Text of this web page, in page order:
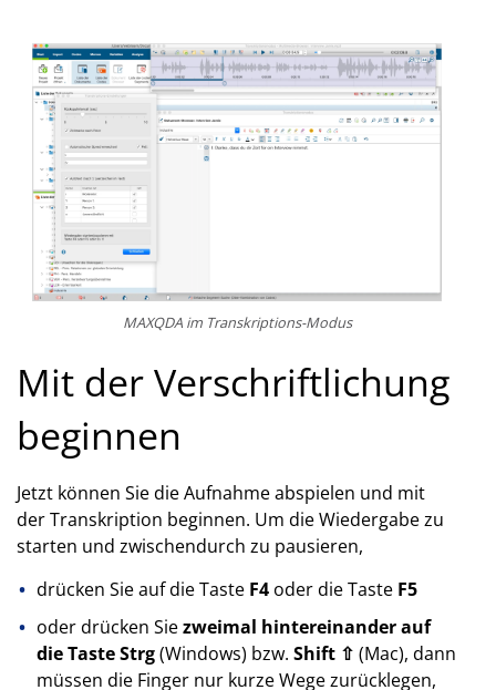
MAXQDA im Transkriptions-Modus
Mit der Verschriftlichung
beginnen
Jetzt können Sie die Aufnahme abspielen und mit
der Transkription beginnen. Um die Wiedergabe zu
starten und zwischendurch zu pausieren,
drücken Sie auf die Taste F4oder die Taste F5
oder drücken Siezweimal hintereinander auf
die Taste Strg(Windows) bzw. Shift ⇧ (Mac), dann
müssen die Finger nur kurze Wege zurücklegen,